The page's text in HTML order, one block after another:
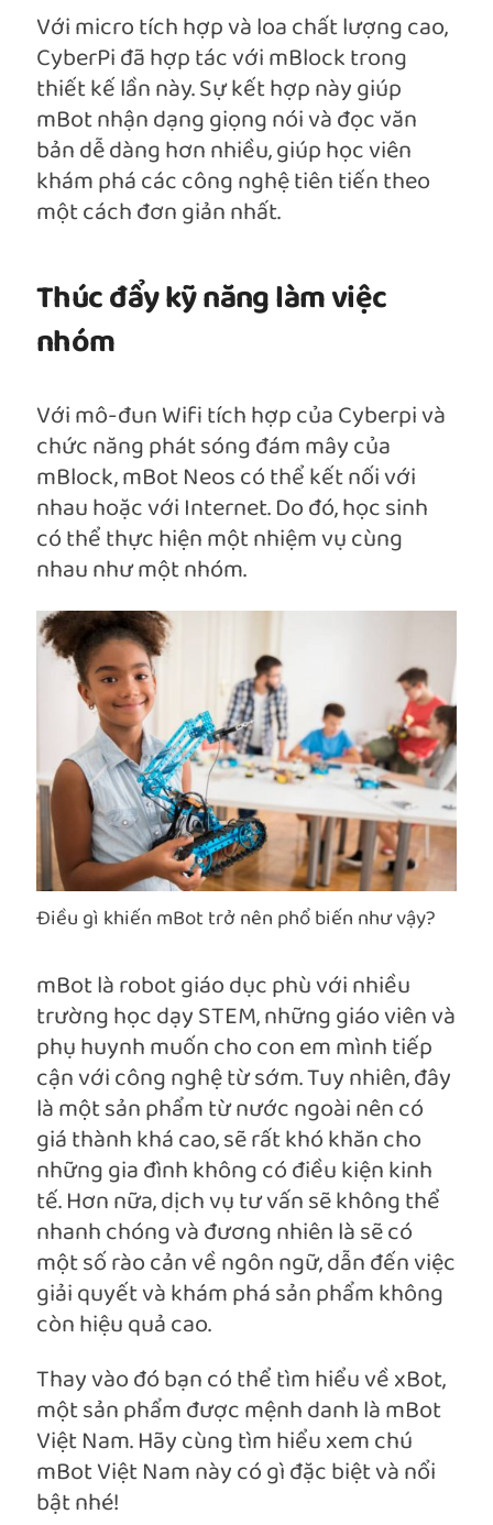
Với micro tích hợp và loa chất lượng cao,
CyberPi đã hợp tác với mBlock trong
thiết kế lần này. Sự kết hợp này giúp
mBot nhận dạng giọng nói và đọc văn
bản dễ dàng hơn nhiều, giúp học viên
khám phá các công nghệ tiên tiến theo
một cách đơn giản nhất.
Thúc đẩy kỹ năng làm việc
nhóm
Với mô-đun Wifi tích hợp của Cyberpi và
chức năng phát sóng đám mây của
mBlock, mBot Neos có thể kết nối với
nhau hoặc với Internet. Do đó, học sinh
có thể thực hiện một nhiệm vụ cùng
nhau như một nhóm.
Điều gì khiến mBot trở nên phổ biến như vậy?
mBot là robot giáo dục phù với nhiều
trường học dạy STEM, những giáo viên và
phụ huynh muốn cho con em mình tiếp
cận với công nghệ từ sớm. Tuy nhiên, đây
là một sản phẩm từ nước ngoài nên có
giá thành khá cao, sẽ rất khó khăn cho
những gia đình không có điều kiện kinh
tế. Hơn nữa, dịch vụ tư vấn sẽ không thể
nhanh chóng và đương nhiên là sẽ có
một số rào cản về ngôn ngữ, dẫn đến việc
giải quyết và khám phá sản phẩm không
còn hiệu quả cao.
Thay vào đó bạn có thể tìm hiểu về xBot,
một sản phẩm được mệnh danh là mBot
Việt Nam. Hãy cùng tìm hiểu xem chú
mBot Việt Nam này có gì đặc biệt và nổi
bật nhé!